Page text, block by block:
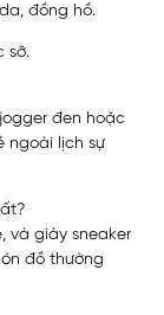
đồng hồ.
sỡ.
đen hoặc
ngoài lịch sự
và giày sneaker
đồ thường